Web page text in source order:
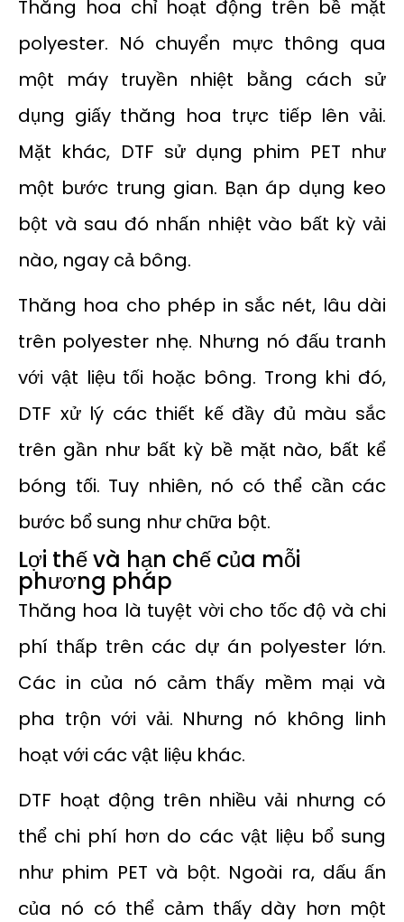
Thăng hoa chỉ hoạt động trên bề mặt
polyester. Nó chuyển mực thông qua
một máy truyền nhiệt bằng cách sử
dụng giấy thăng hoa trực tiếp lên vải.
Mặt khác, DTF sử dụng phim PET như
một bước trung gian. Bạn áp dụng keo
bột và sau đó nhấn nhiệt vào bất kỳ vải
nào, ngay cả bông.
Thăng hoa cho phép in sắc nét, lâu dài
trên polyester nhẹ. Nhưng nó đấu tranh
với vật liệu tối hoặc bông. Trong khi đó,
DTF xử lý các thiết kế đầy đủ màu sắc
trên gần như bất kỳ bề mặt nào, bất kể
bóng tối. Tuy nhiên, nó có thể cần các
bước bổ sung như chữa bột.
Lợi thế và hạn chế của mỗi
phương pháp
Thăng hoa là tuyệt vời cho tốc độ và chi
phí thấp trên các dự án polyester lớn.
Các in của nó cảm thấy mềm mại và
pha trộn với vải. Nhưng nó không linh
hoạt với các vật liệu khác.
DTF hoạt động trên nhiều vải nhưng có
thể chi phí hơn do các vật liệu bổ sung
như phim PET và bột. Ngoài ra, dấu ấn
của nó có thể cảm thấy dày hơn một